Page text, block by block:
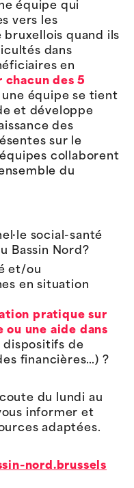
équipe qui
vers les
quand ils
dans
en
chacun des 5
une équipe se tient
et développe
des
sur le
collaborent
du
social-santé
Bassin Nord?
et/ou
en situation
pratique sur
ou une aide dans
dispositifs de
financières…) ?
du lundi au
informer et
adaptées.
nord.brussels